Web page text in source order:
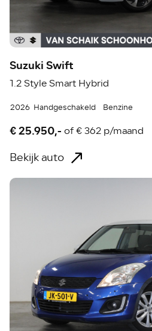
Suzuki Swift
1.2 Style Smart Hybrid
2026 Handgeschakeld Benzine
€ 25.950,- of€ 362 p/maand
Bekijk auto